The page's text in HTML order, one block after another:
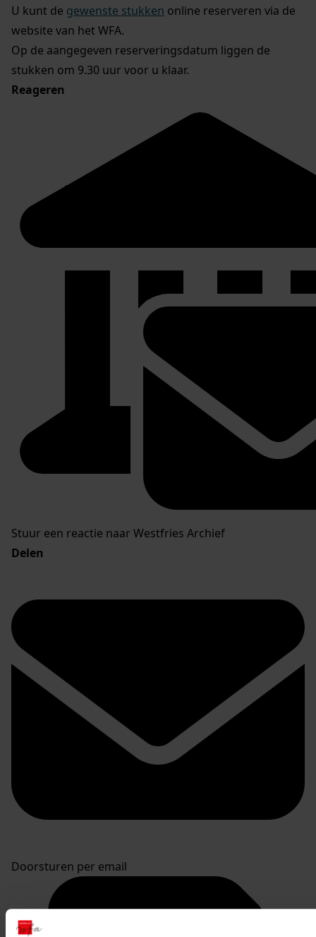
U kunt de gewenste stukken online reserveren via de
website van het WFA.
Op de aangegeven reserveringsdatum liggen de
stukken om 9.30 uur voor u klaar.
Reageren
Stuur een reactie naar Westfries Archief
Delen
Doorsturen per email